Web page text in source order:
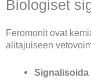
Biologiset
Feromonit ovat
alitajuiseen
Signalisoida